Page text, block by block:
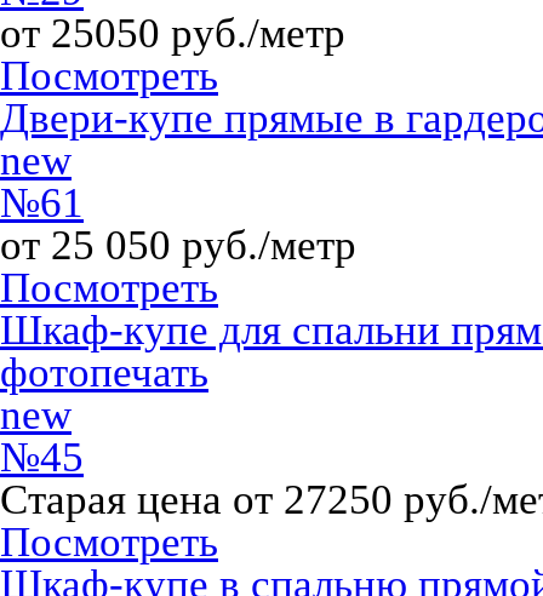
от 25050 руб./метр
Посмотреть
Двери-купе прямые в
new
№61
от 25 050 руб./метр
Посмотреть
Шкаф-купе для спальни
фотопечать
new
№45
Старая цена от 27250 руб./
Посмотреть
Шкаф-купе в спальню